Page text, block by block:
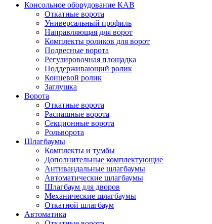
Консольное оборудование КАВ
Откатные ворота
Универсальный профиль
Направляющая для ворот
Комплекты роликов для ворот
Подвесные ворота
Регулировочная площадка
Поддерживающий ролик
Концевой ролик
Заглушка
Ворота
Откатные ворота
Распашные ворота
Секционные ворота
Рольворота
Шлагбаумы
Комплекты и тумбы
Дополнительные комплектующие
Антивандальные шлагбаумы
Автоматические шлагбаумы
Шлагбаум для дворов
Механические шлагбаумы
Откатной шлагбаум
Автоматика